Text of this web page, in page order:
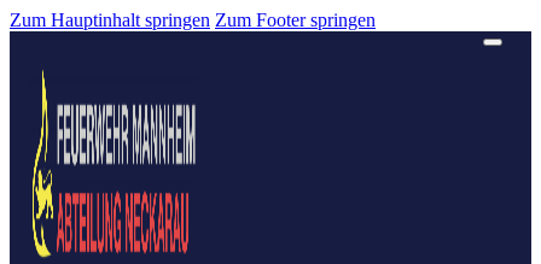
Zum Hauptinhalt springen Zum Footer springen